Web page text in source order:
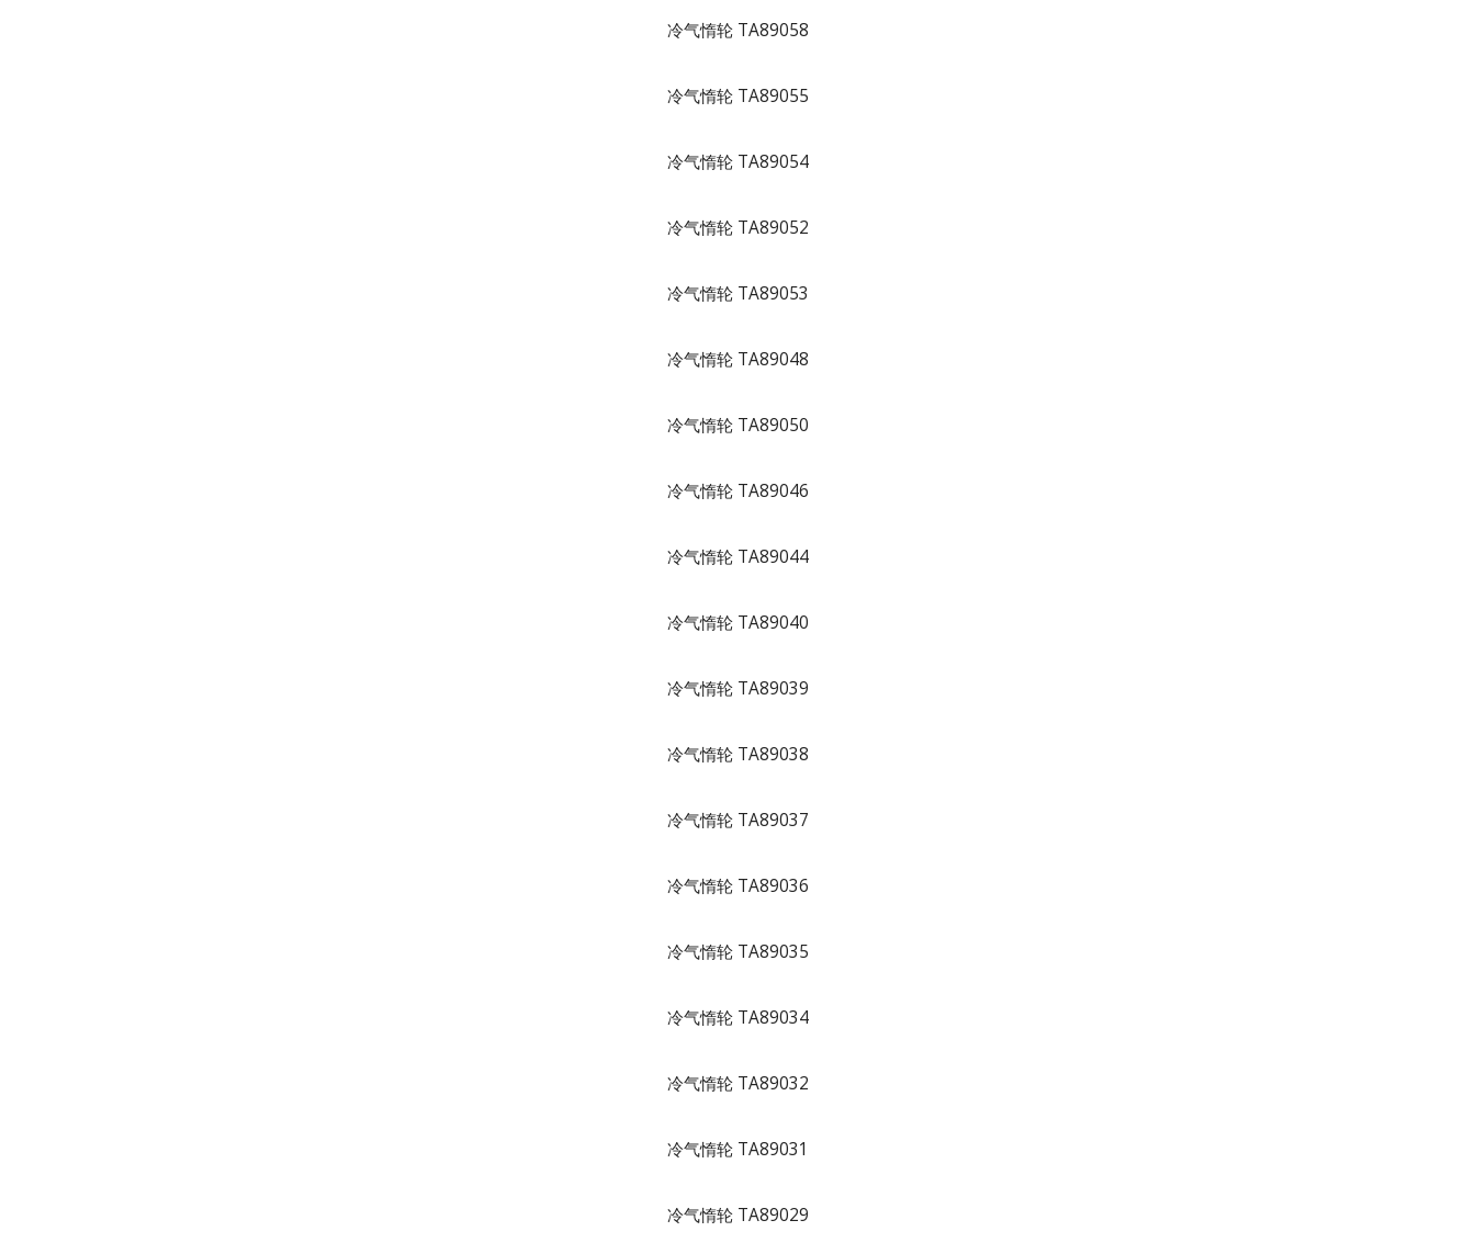
冷气惰轮 TA89058
冷气惰轮 TA89055
冷气惰轮 TA89054
冷气惰轮 TA89052
冷气惰轮 TA89053
冷气惰轮 TA89048
冷气惰轮 TA89050
冷气惰轮 TA89046
冷气惰轮 TA89044
冷气惰轮 TA89040
冷气惰轮 TA89039
冷气惰轮 TA89038
冷气惰轮 TA89037
冷气惰轮 TA89036
冷气惰轮 TA89035
冷气惰轮 TA89034
冷气惰轮 TA89032
冷气惰轮 TA89031
冷气惰轮 TA89029